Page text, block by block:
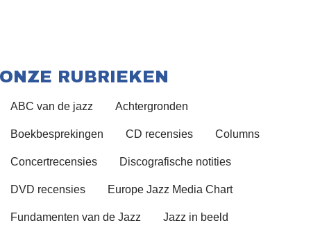
ONZE RUBRIEKEN
ABC van de jazz Achtergronden
Boekbesprekingen CD recensies Columns
Concertrecensies Discografische notities
DVD recensies Europe Jazz Media Chart
Fundamenten van de Jazz Jazz in beeld